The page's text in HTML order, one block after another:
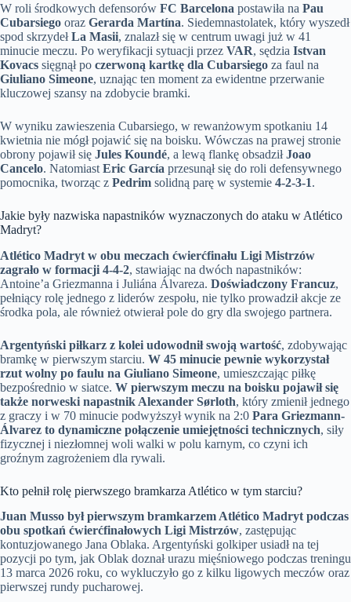
W roli środkowych defensorów FC Barcelona postawiła na Pau
Cubarsiego oraz Gerarda Martína. Siedemnastolatek, który wyszedł
spod skrzydełLa Masii, znalazł się w centrum uwagi już w 41
minucie meczu. Po weryfikacji sytuacji przez VAR, sędzia Istvan
Kovacs sięgnął po czerwoną kartkę dla Cubarsiego za faul na
Giuliano Simeone, uznając ten moment za ewidentne przerwanie
kluczowej szansy na zdobycie bramki.
W wyniku zawieszenia Cubarsiego, w rewanżowym spotkaniu 14
kwietnia nie mógł pojawić się na boisku. Wówczas na prawej stronie
obrony pojawił się Jules Koundé, a lewą flankę obsadziłJoao
Cancelo. Natomiast Eric García przesunął się do roli defensywnego
pomocnika, tworząc z Pedrim solidną parę w systemie 4-2-3-1.
Jakie były nazwiska napastników wyznaczonych do ataku w Atlético
Madryt?
Atlético Madryt w obu meczach ćwierćfinału Ligi Mistrzów
zagrało w formacji 4-4-2, stawiając na dwóch napastników:
Antoine’a Griezmanna i Juliána Álvareza. Doświadczony Francuz,
pełniący rolę jednego z liderów zespołu, nie tylko prowadził akcje ze
środka pola, ale również otwierał pole do gry dla swojego partnera.
Argentyński piłkarz z kolei udowodnił swoją wartość, zdobywając
bramkę w pierwszym starciu. W 45 minucie pewnie wykorzystał
rzut wolny po faulu na Giuliano Simeone, umieszczając piłkę
bezpośrednio w siatce. W pierwszym meczu na boisku pojawił się
także norweski napastnik Alexander Sørloth, który zmienił jednego
z graczy i w 70 minucie podwyższył wynik na 2:0 Para Griezmann-
Álvarez to dynamiczne połączenie umiejętności technicznych, siły
fizycznej i niezłomnej woli walki w polu karnym, co czyni ich
groźnym zagrożeniem dla rywali.
Kto pełnił rolę pierwszego bramkarza Atlético w tym starciu?
Juan Musso był pierwszym bramkarzem Atlético Madryt podczas
obu spotkań ćwierćfinałowych Ligi Mistrzów, zastępując
kontuzjowanego Jana Oblaka. Argentyński golkiper usiadł na tej
pozycji po tym, jak Oblak doznał urazu mięśniowego podczas treningu
13 marca 2026 roku, co wykluczyło go z kilku ligowych meczów oraz
pierwszej rundy pucharowej.